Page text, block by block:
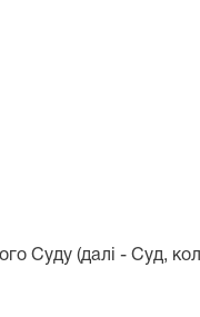
Суду (далі - Суд,